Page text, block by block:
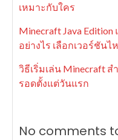
เหมาะกับใคร
Minecraft Java
อย่างไร เลือกเวอร์ชัน
วิธีเริ่มเล่น Minecraft
รอดตั้งแต่วันแรก
No comments